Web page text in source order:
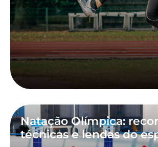
Natação Olímpica:
técnicas e lendas do